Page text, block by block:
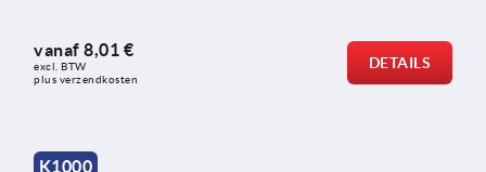
vanaf 8,01 €
excl. BTW
plus verzendkosten
DETAILS
K1000